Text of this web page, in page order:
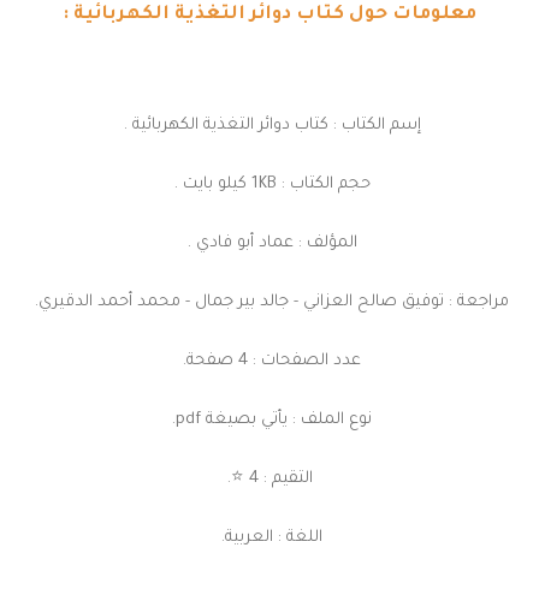
معلومات حول كتاب دوائر التغذية الكهربائية :
إسم الكتاب : كتاب دوائر التغذية الكهربائية .
حجم الكتاب : 1KB كيلو بايت .
المؤلف : عماد أبو فادي .
مراجعة : توفيق صالح العزاني - جالد بير جمال - محمد أحمد الدقيري.
عدد الصفحات : 4 صفحة.
نوع الملف : يأتي بصيغة pdf.
التقيم : 4 ⭐.
اللغة : العربية.